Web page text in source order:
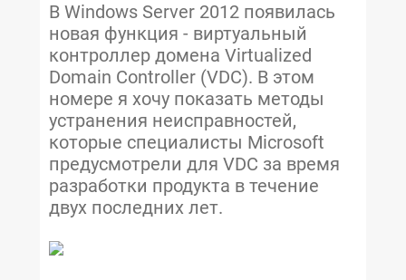
В Windows Server 2012 появилась
новая функция - виртуальный
контроллер домена Virtualized
Domain Controller (VDC). В этом
номере я хочу показать методы
устранения неисправностей,
которые специалисты Microsoft
предусмотрели для VDC за время
разработки продукта в течение
двух последних лет.